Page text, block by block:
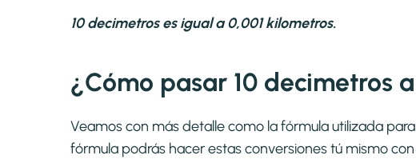
10 decimetros es igual a 0,001 kilometros.
¿Cómo pasar 10 decimetros
Veamos con más detalle como la fórmula utilizada
fórmula podrás hacer estas conversiones tú mismo